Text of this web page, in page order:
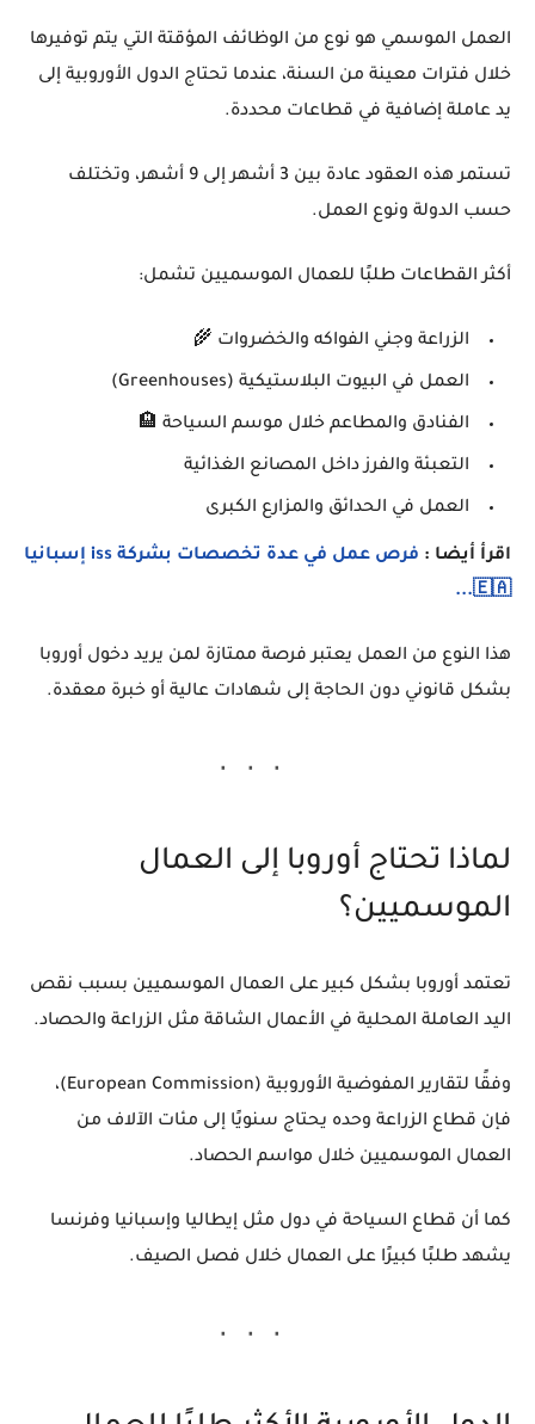
العمل الموسمي هو نوع من الوظائف المؤقتة التي يتم توفيرها
خلال فترات معينة من السنة، عندما تحتاج الدول الأوروبية إلى
يد عاملة إضافية في قطاعات محددة.
تستمر هذه العقود عادة بين 3 أشهر إلى 9 أشهر، وتختلف
حسب الدولة ونوع العمل.
أكثر القطاعات طلبًا للعمال الموسميين تشمل:
الزراعة وجني الفواكه والخضروات 🌾
العمل في البيوت البلاستيكية (Greenhouses)
الفنادق والمطاعم خلال موسم السياحة 🏨
التعبئة والفرز داخل المصانع الغذائية
العمل في الحدائق والمزارع الكبرى
اقرأ أيضا :
فرص عمل في عدة تخصصات بشركة iss إسبانيا
🇪🇦...
هذا النوع من العمل يعتبر فرصة ممتازة لمن يريد دخول أوروبا
بشكل قانوني دون الحاجة إلى شهادات عالية أو خبرة معقدة.
لماذا تحتاج أوروبا إلى العمال
الموسميين؟
تعتمد أوروبا بشكل كبير على العمال الموسميين بسبب نقص
اليد العاملة المحلية في الأعمال الشاقة مثل الزراعة والحصاد.
وفقًا لتقارير المفوضية الأوروبية (European Commission)،
فإن قطاع الزراعة وحده يحتاج سنويًا إلى مئات الآلاف من
العمال الموسميين خلال مواسم الحصاد.
كما أن قطاع السياحة في دول مثل إيطاليا وإسبانيا وفرنسا
يشهد طلبًا كبيرًا على العمال خلال فصل الصيف.